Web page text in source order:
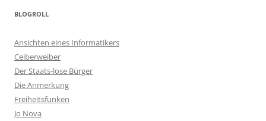
BLOGROLL
Ansichten eines Informatikers
Ceiberweiber
Der Staats-lose Bürger
Die Anmerkung
Freiheitsfunken
Jo Nova